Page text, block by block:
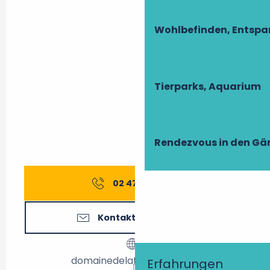
Wohlbefinden,
Tierparks, Aquarium
Rendezvous in den
Erfahrungen
02 47 28 38
Kontaktieren Sie uns
domainedelatrigaliere.com